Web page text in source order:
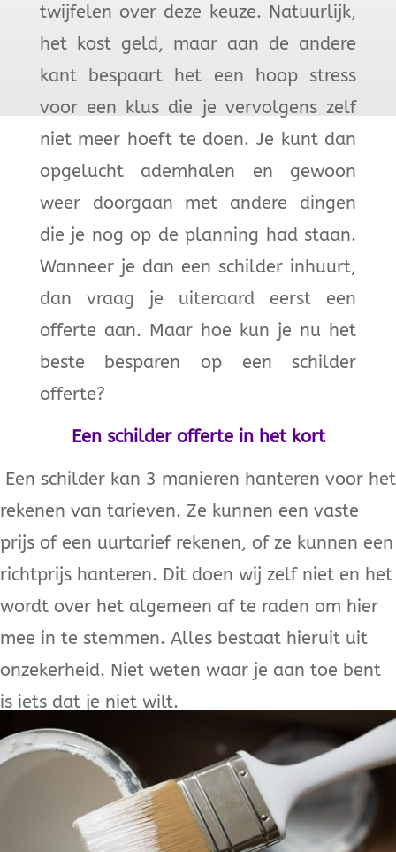
twijfelen over deze keuze. Natuurlijk,
het kost geld, maar aan de andere
kant bespaart het een hoop stress
voor een klus die je vervolgens zelf
niet meer hoeft te doen. Je kunt dan
opgelucht ademhalen en gewoon
weer doorgaan met andere dingen
die je nog op de planning had staan.
Wanneer je dan een schilder inhuurt,
dan vraag je uiteraard eerst een
offerte aan. Maar hoe kun je nu het
beste besparen op een schilder
offerte?
Een schilder offerte in het kort
Een schilder kan 3 manieren hanteren voor het
rekenen van tarieven. Ze kunnen een vaste
prijs of een uurtarief rekenen, of ze kunnen een
richtprijs hanteren. Dit doen wij zelf niet en het
wordt over het algemeen af te raden om hier
mee in te stemmen. Alles bestaat hieruit uit
onzekerheid. Niet weten waar je aan toe bent
is iets dat je niet wilt.